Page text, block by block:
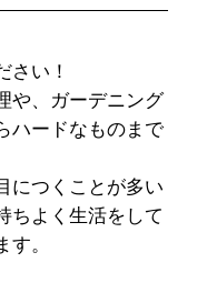
さい！
や、ガーデニング
ハードなものまで
につくことが多い
ちよく生活をして
。